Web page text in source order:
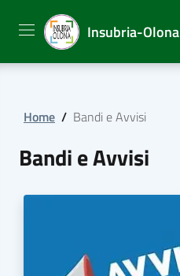
Insubria-Olona
Home / Bandi e Avvisi
Bandi e Avvisi